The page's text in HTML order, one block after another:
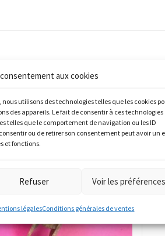
aux cookies
utilisons des technologies telles que les cookies
des appareils. Le fait de consentir à ces technologies
telles que le comportement de navigation ou les ID
ou de retirer son consentement peut avoir un
et fonctions.
Refuser Voir les préférences
légalesConditions générales de ventes